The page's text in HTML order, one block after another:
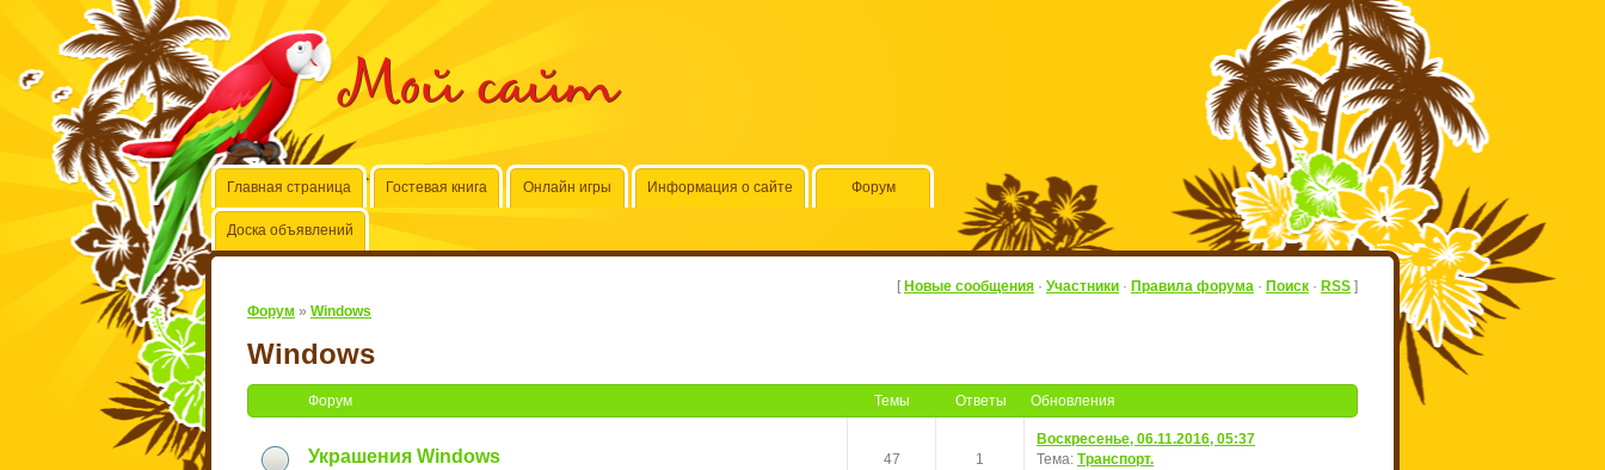
Мой сайт
Главная страница Гостевая книга Онлайн игры Информация о сайте Форум
Доска объявлений
[ Новые сообщения · Участники · Правила форума · Поиск · RSS ]
Форум » Windows
Windows
Форум Темы Ответы Обновления
Украшения Windows 47 1
Воскресенье, 06.11.2016, 05:37
Тема: Транспорт.